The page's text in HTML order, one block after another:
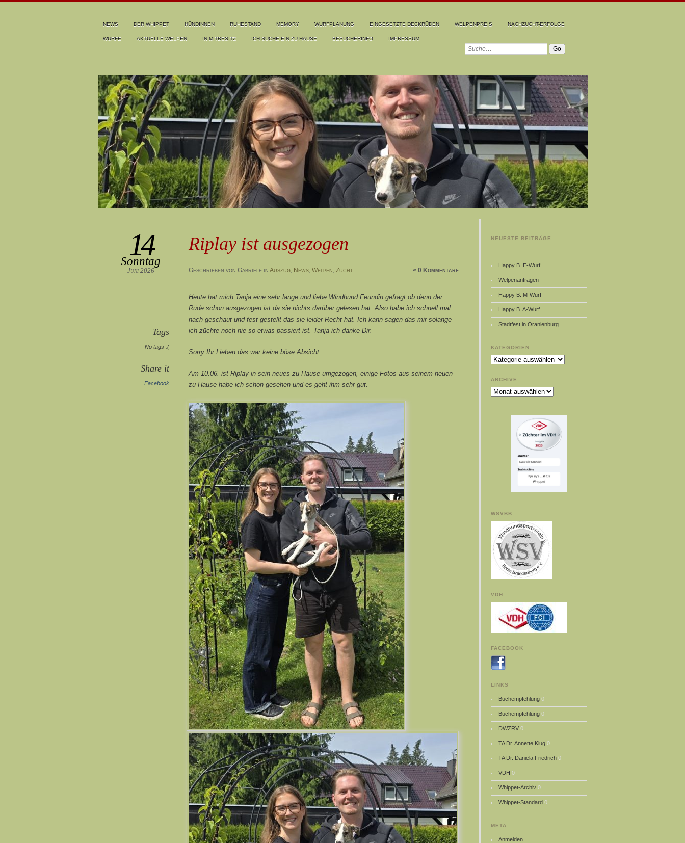
NEWS DER WHIPPET HÜNDINNEN RUHESTAND MEMORY WURFPLANUNG EINGESETZTE DECKRÜDEN WELPENPREIS NACHZUCHT-ERFOLGE
WÜRFE AKTUELLE WELPEN IN MITBESITZ ICH SUCHE EIN ZU HAUSE BESUCHERINFO IMPRESSUM
Riplay ist ausgezogen
14
Sonntag
Juni 2026 Geschrieben von Gabriele in Auszug, News, Welpen, Zucht ≈ 0 Kommentare
Tags
No tags :(
Share it
Facebook
Heute hat mich Tanja eine sehr lange und liebe Windhund Feundin gefragt ob denn der
Rüde schon ausgezogen ist da sie nichts darüber gelesen hat. Also habe ich schnell mal
nach geschaut und fest gestellt das sie leider Recht hat. Ich kann sagen das mir solange
ich züchte noch nie so etwas passiert ist. Tanja ich danke Dir.
Sorry Ihr Lieben das war keine böse Absicht
Am 10.06. ist Riplay in sein neues zu Hause umgezogen, einige Fotos aus seinem neuen
zu Hause habe ich schon gesehen und es geht ihm sehr gut.
NEUESTE BEITRÄGE
Happy B. E-Wurf
Welpenanfragen
Happy B. M-Wurf
Happy B. A-Wurf
Stadtfest in Oranienburg
KATEGORIEN
Kategorien
ARCHIVE
Archive
WSVBB
VDH
FACEBOOK
LINKS
Buchempfehlung0
Buchempfehlung0
DWZRV0
TA Dr. Annette Klug0
TA Dr. Daniela Friedrich0
VDH 0
Whippet-Archiv0
Whippet-Standard0
META
Anmelden